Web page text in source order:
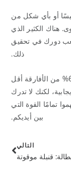
أو بأي شكل من
هناك الكثير الذي
دورك في تحقيق
ذلك.
جيلك لا يعرف حتى مستوى القوة التي لديك. 60% من الأفارقة أقل
لكنك لا تدرك
تمامًا القوة التي
بين أيديكم.
التالي
قنبلة موقوتة